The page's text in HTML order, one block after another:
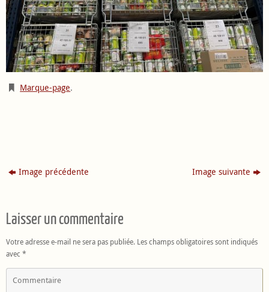
Marque-page.
Image précédente Image suivante
Laisser un commentaire
Votre adresse e-mail ne sera pas publiée. Les champs obligatoires sont indiqués
avec *